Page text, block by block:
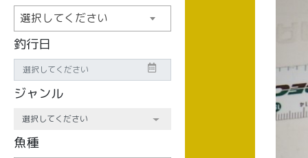
選択してください
釣行日
ジャンル
魚種